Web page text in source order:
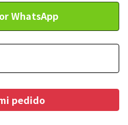
WhatsApp
pedido